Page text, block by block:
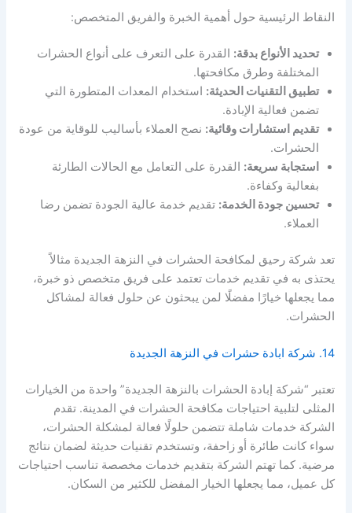
النقاط الرئيسية حول أهمية الخبرة والفريق المتخصص:
تحديد الأنواع بدقة: القدرة على التعرف على أنواع الحشرات
المختلفة وطرق مكافحتها.
تطبيق التقنيات الحديثة: استخدام المعدات المتطورة التي
تضمن فعالية الإبادة.
تقديم استشارات وقائية: نصح العملاء بأساليب للوقاية من عودة
الحشرات.
استجابة سريعة: القدرة على التعامل مع الحالات الطارئة
بفعالية وكفاءة.
تحسين جودة الخدمة: تقديم خدمة عالية الجودة تضمن رضا
العملاء.
تعد شركة رحيق لمكافحة الحشرات في النزهة الجديدة مثالاً
يحتذى به في تقديم خدمات تعتمد على فريق متخصص ذو خبرة،
مما يجعلها خيارًا مفضلًا لمن يبحثون عن حلول فعالة لمشاكل
الحشرات.
14. شركة ابادة حشرات في النزهة الجديدة
تعتبر “شركة إبادة الحشرات بالنزهة الجديدة” واحدة من الخيارات
المثلى لتلبية احتياجات مكافحة الحشرات في المدينة. تقدم
الشركة خدمات شاملة تتضمن حلولًا فعالة لمشكلة الحشرات،
سواء كانت طائرة أو زاحفة، وتستخدم تقنيات حديثة لضمان نتائج
مرضية. كما تهتم الشركة بتقديم خدمات مخصصة تناسب احتياجات
كل عميل، مما يجعلها الخيار المفضل للكثير من السكان.